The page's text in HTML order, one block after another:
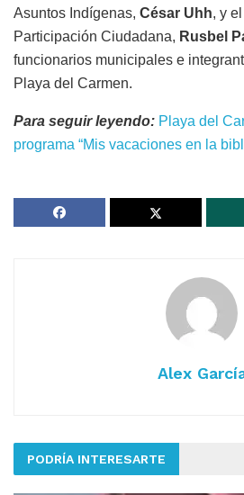
Asuntos Indígenas, César Uhh, y
Participación Ciudadana, Rusbel
funcionarios municipales e
Playa del Carmen.
Para seguir leyendo: Playa del
programa “Mis vacaciones en la
Alex
PODRÍA INTERESARTE